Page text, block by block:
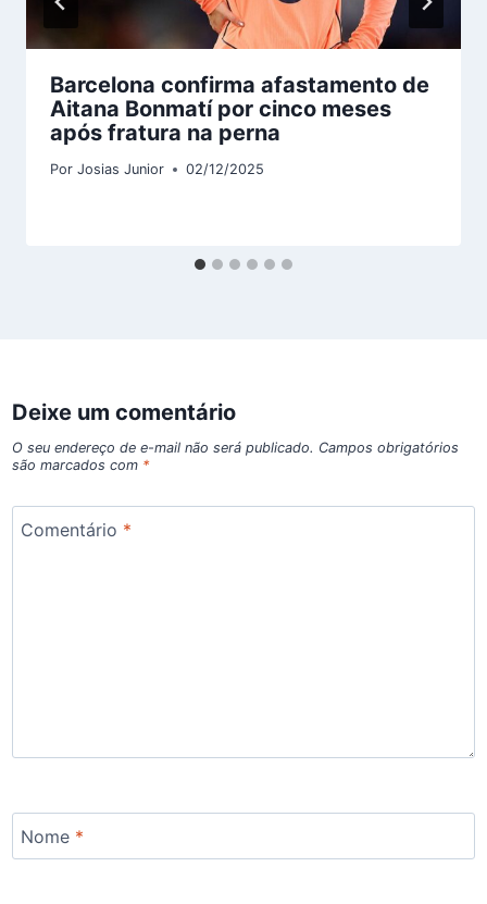
Barcelona confirma afastamento de
Aitana Bonmatí por cinco meses
após fratura na perna
Por Josias Junior 02/12/2025
Deixe um comentário
O seu endereço de e-mail não será publicado. Campos obrigatórios
são marcados com *
Comentário *
Nome *